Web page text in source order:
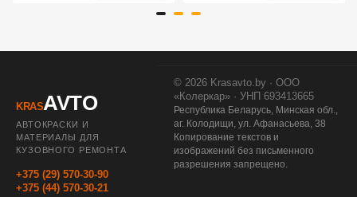
KRASAVTO
АВТОКРАСКИ И
МАТЕРИАЛЫ ДЛЯ
КУЗОВНОГО РЕМОНТА
+375 (29) 570-30-90
+375 (44) 570-30-21
© 2026 Krasavto.by · ООО
«Колеркар» · УНП 693413665
Республика Беларусь, Минская обл.,
аг. Колодищи, ул. Афанасьева, 38
Копирование текстов и
изображений без письменного
разрешения запрещено.